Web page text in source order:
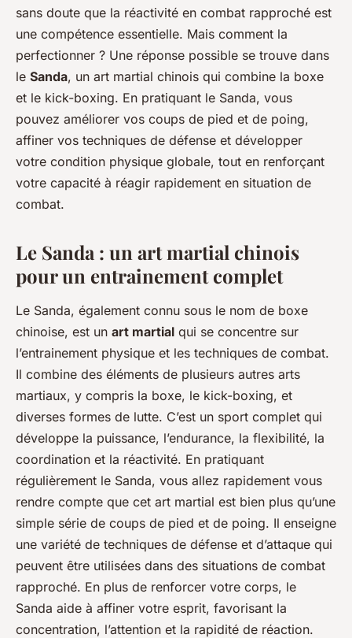
sans doute que la réactivité en combat rapproché est
une compétence essentielle. Mais comment la
perfectionner ? Une réponse possible se trouve dans
le Sanda, un art martial chinois qui combine la boxe
et le kick-boxing. En pratiquant le Sanda, vous
pouvez améliorer vos coups de pied et de poing,
affiner vos techniques de défense et développer
votre condition physique globale, tout en renforçant
votre capacité à réagir rapidement en situation de
combat.
Le Sanda : un art martial chinois
pour un entrainement complet
Le Sanda, également connu sous le nom de boxe
chinoise, est un art martial qui se concentre sur
l’entrainement physique et les techniques de combat.
Il combine des éléments de plusieurs autres arts
martiaux, y compris la boxe, le kick-boxing, et
diverses formes de lutte. C’est un sport complet qui
développe la puissance, l’endurance, la flexibilité, la
coordination et la réactivité. En pratiquant
régulièrement le Sanda, vous allez rapidement vous
rendre compte que cet art martial est bien plus qu’une
simple série de coups de pied et de poing. Il enseigne
une variété de techniques de défense et d’attaque qui
peuvent être utilisées dans des situations de combat
rapproché. En plus de renforcer votre corps, le
Sanda aide à affiner votre esprit, favorisant la
concentration, l’attention et la rapidité de réaction.